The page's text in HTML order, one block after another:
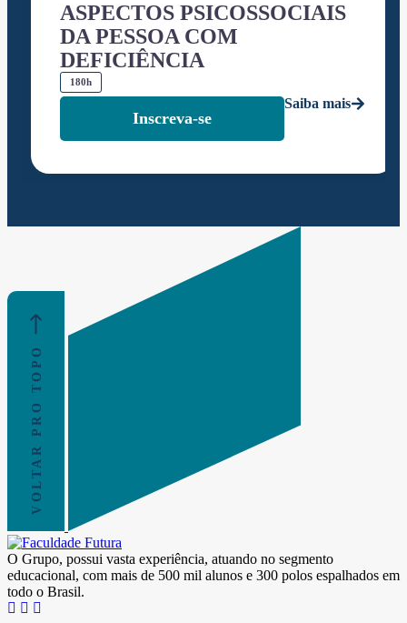
ASPECTOS PSICOSSOCIAIS
DA PESSOA COM
DEFICIÊNCIA
180h
Inscreva-se
Saiba mais
VOLTAR PRO TOPO
O Grupo, possui vasta experiência, atuando no segmento
educacional, com mais de 500 mil alunos e 300 polos espalhados em
todo o Brasil.